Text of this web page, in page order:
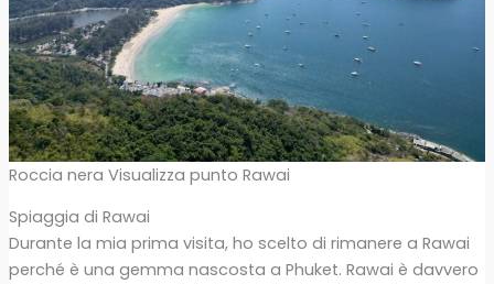
Roccia nera Visualizza punto Rawai
Spiaggia di Rawai
Durante la mia prima visita, ho scelto di rimanere a Rawai
perché è una gemma nascosta a Phuket. Rawai è davvero